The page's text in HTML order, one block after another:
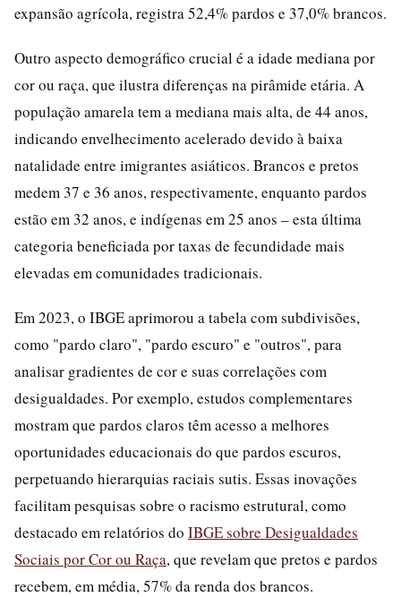
expansão agrícola, registra 52,4% pardos e 37,0% brancos.
Outro aspecto demográfico crucial é a idade mediana por
cor ou raça, que ilustra diferenças na pirâmide etária. A
população amarela tem a mediana mais alta, de 44 anos,
indicando envelhecimento acelerado devido à baixa
natalidade entre imigrantes asiáticos. Brancos e pretos
medem 37 e 36 anos, respectivamente, enquanto pardos
estão em 32 anos, e indígenas em 25 anos – esta última
categoria beneficiada por taxas de fecundidade mais
elevadas em comunidades tradicionais.
Em 2023, o IBGE aprimorou a tabela com subdivisões,
como "pardo claro", "pardo escuro" e "outros", para
analisar gradientes de cor e suas correlações com
desigualdades. Por exemplo, estudos complementares
mostram que pardos claros têm acesso a melhores
oportunidades educacionais do que pardos escuros,
perpetuando hierarquias raciais sutis. Essas inovações
facilitam pesquisas sobre o racismo estrutural, como
destacado em relatórios do IBGE sobre Desigualdades
Sociais por Cor ou Raça, que revelam que pretos e pardos
recebem, em média, 57% da renda dos brancos.